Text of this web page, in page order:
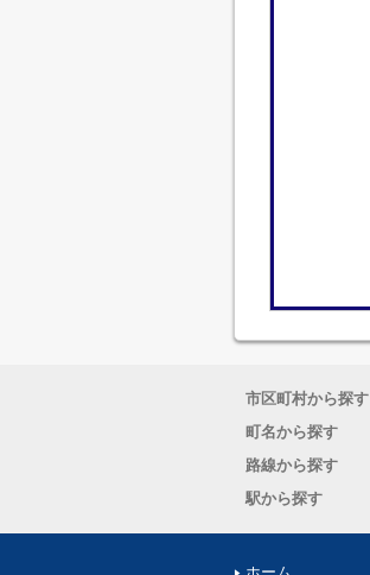
市区町村から探す
町名から探す
路線から探す
駅から探す